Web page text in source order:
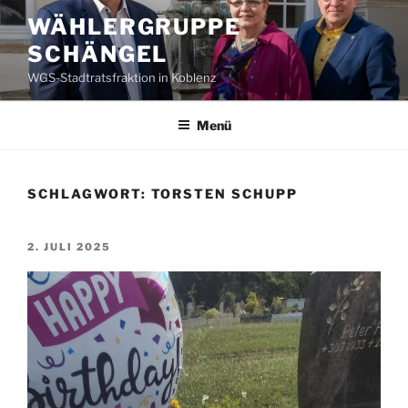
Zum
Inhalt
springen
WÄHLERGRUPPE
SCHÄNGEL
WGS-Stadtratsfraktion in Koblenz
Menü
SCHLAGWORT: TORSTEN SCHUPP
VERÖFFENTLICHT
2. JULI 2025